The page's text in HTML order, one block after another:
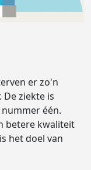
er zo'n
De ziekte is
één.
betere kwaliteit
het doel van